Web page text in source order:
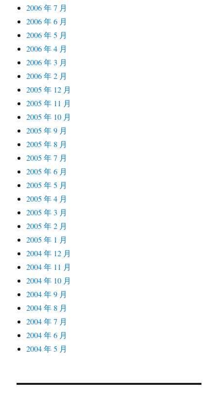
2006 年 7 月
2006 年 6 月
2006 年 5 月
2006 年 4 月
2006 年 3 月
2006 年 2 月
2005 年 12 月
2005 年 11 月
2005 年 10 月
2005 年 9 月
2005 年 8 月
2005 年 7 月
2005 年 6 月
2005 年 5 月
2005 年 4 月
2005 年 3 月
2005 年 2 月
2005 年 1 月
2004 年 12 月
2004 年 11 月
2004 年 10 月
2004 年 9 月
2004 年 8 月
2004 年 7 月
2004 年 6 月
2004 年 5 月